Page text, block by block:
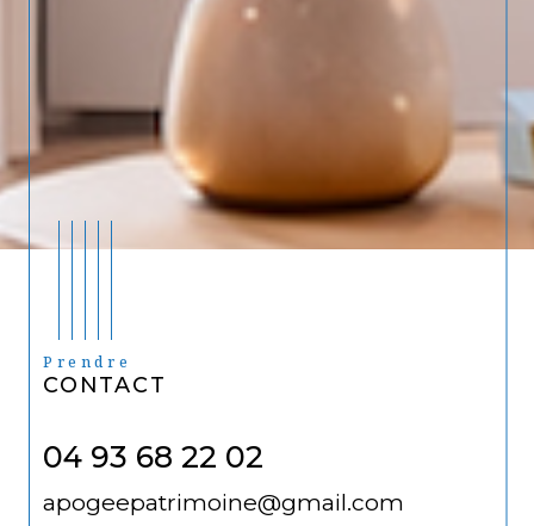
Prendre
CONTACT
04 93 68 22 02
apogeepatrimoine@gmail.com